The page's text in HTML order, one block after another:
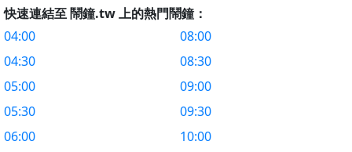
快速連結至 鬧鐘.tw 上的熱門鬧鐘：
04:00
04:30
05:00
05:30
06:00
08:00
08:30
09:00
09:30
10:00